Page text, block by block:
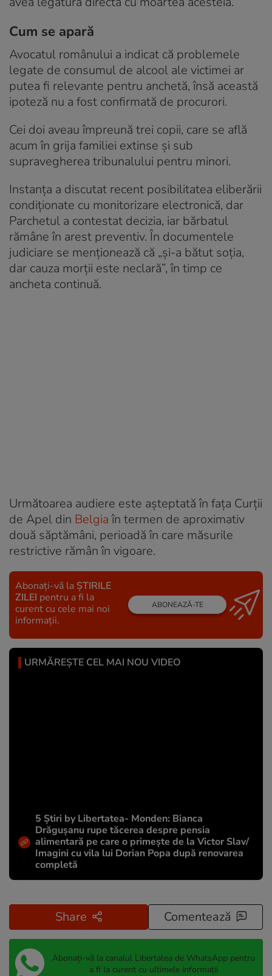
Cum se apară
Avocatul românului a indicat că problemele
legate de consumul de alcool ale victimei ar
putea fi relevante pentru anchetă, însă această
ipoteză nu a fost confirmată de procurori.
Cei doi aveau împreună trei copii, care se află
acum în grija familiei extinse și sub
supravegherea tribunalului pentru minori.
Instanța a discutat recent posibilitatea eliberării
condiționate cu monitorizare electronică, dar
Parchetul a contestat decizia, iar bărbatul
rămâne în arest preventiv. În documentele
judiciare se menționează că „și-a bătut soția,
dar cauza morții este neclară”, în timp ce
ancheta continuă.
Următoarea audiere este așteptată în fața Curții
de Apel din Belgiaîn termen de aproximativ
două săptămâni, perioadă în care măsurile
restrictive rămân în vigoare.
Abonați-vă la ȘTIRILE
ZILEI pentru a fi la
curent cu cele mai noi
informații.
ABONEAZĂ-TE
URMĂREȘTE CEL MAI NOU VIDEO
5 Știri by Libertatea- Monden: Bianca
Drăgușanu rupe tăcerea despre pensia
alimentară pe care o primește de la Victor Slav/
Imagini cu vila lui Dorian Popa după renovarea
completă
Share Comentează
Abonați-vă la canalul Libertatea de WhatsApp pentru
a fi la curent cu ultimele informații